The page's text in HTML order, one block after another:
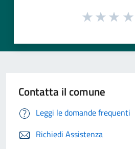
Contatta il comune
Leggi le domande frequenti
Richiedi Assistenza